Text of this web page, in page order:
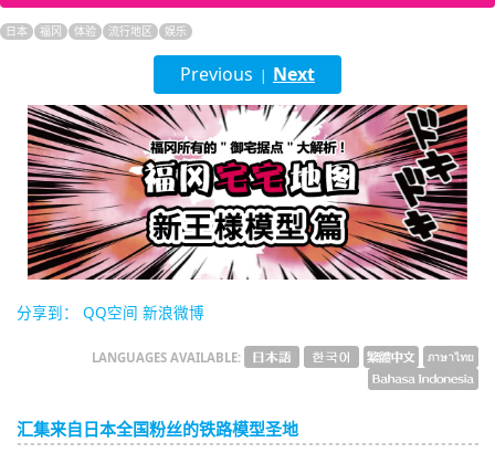
繁體中文
English
ภาษาไทย
tiéng Viêt
Bahasa Indonesia
日本 福冈 体验 流行地区 娱乐
Previous | Next
分享到： QQ空间 新浪微博
LANGUAGES AVAILABLE:
汇集来自日本全国粉丝的铁路模型圣地